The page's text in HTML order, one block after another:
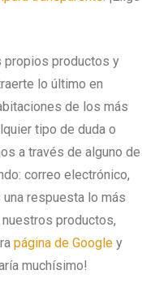
propios productos y
lo último en
de los más
tipo de duda o
a través de alguno de
correo electrónico,
respuesta lo más
productos,
página de Google y
muchísimo!